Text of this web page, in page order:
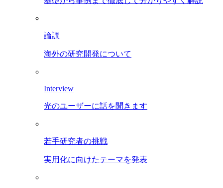
論調
海外の研究開発について
Interview
光のユーザーに話を聞きます
若手研究者の挑戦
実用化に向けたテーマを発表